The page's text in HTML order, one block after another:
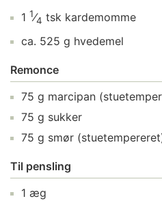
1 1⁄4 tsk kardemomme
ca. 525 g hvedemel
Remonce
75 g marcipan
75 g sukker
75 g smør
Til pensling
1 æg